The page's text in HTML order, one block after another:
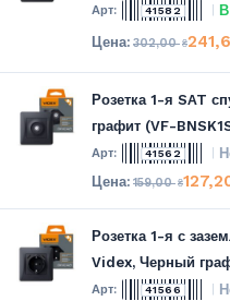
41582
302,00₴
Розетка 1-я SAT
графит (VF-
41562
159,00₴
Розетка 1-я с
Videx, Черный
41566